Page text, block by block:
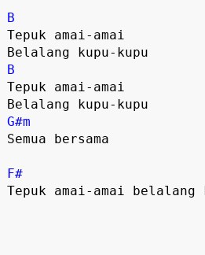
B
Tepuk amai-amai
B
Tepuk amai-amai
G#m
Semua bersama
F#